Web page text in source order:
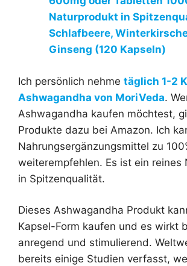
Naturprodukt in
Schlafbeere,
Ginseng (120 Kapseln)
Ich persönlich nehme täglich 1-2
Ashwagandha von MoriVeda.
Ashwagandha kaufen möchtest,
Produkte dazu bei Amazon. Ich
Nahrungsergänzungsmittel zu
weiterempfehlen. Es ist ein reines
in Spitzenqualität.
Dieses Ashwagandha Produkt
Kapsel-Form kaufen und es wirkt
anregend und stimulierend.
bereits einige Studien verfasst,